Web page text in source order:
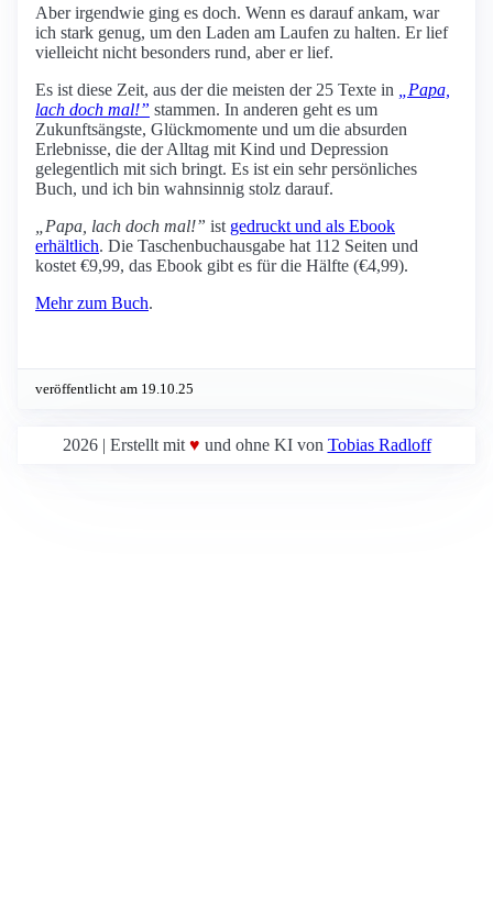
Aber irgendwie ging es doch. Wenn es darauf ankam, war
ich stark genug, um den Laden am Laufen zu halten. Er lief
vielleicht nicht besonders rund, aber er lief.
Es ist diese Zeit, aus der die meisten der 25 Texte in
„Papa,
lach doch mal!” stammen. In anderen geht es um
Zukunftsängste, Glückmomente und um die absurden
Erlebnisse, die der Alltag mit Kind und Depression
gelegentlich mit sich bringt. Es ist ein sehr persönliches
Buch, und ich bin wahnsinnig stolz darauf.
„Papa, lach doch mal!” ist gedruckt und als Ebook
erhältlich. Die Taschenbuchausgabe hat 112 Seiten und
kostet €9,99, das Ebook gibt es für die Hälfte (€4,99).
Mehr zum Buch.
veröffentlicht am 19.10.25
2026 | Erstellt mit ♥ und ohne KI von Tobias Radloff